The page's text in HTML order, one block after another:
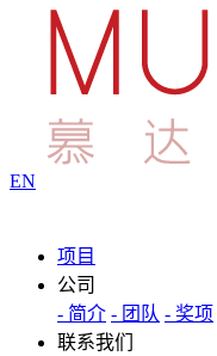
EN
项目
公司
- 简介 - 团队 - 奖项
联系我们